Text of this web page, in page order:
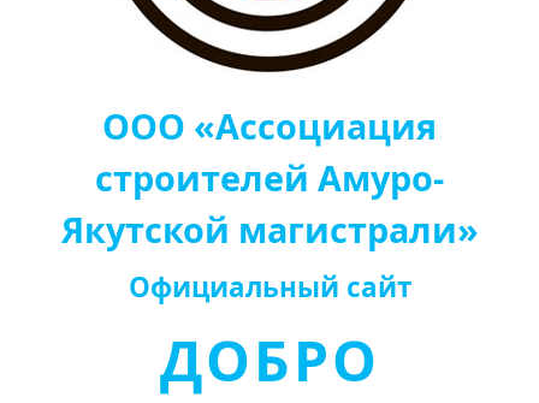
ООО «Ассоциация
строителей Амуро-
Якутской магистрали»
Официальный сайт
ДОБРО